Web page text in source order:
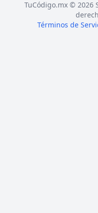
TuCódigo.mx © 2026
Términos de